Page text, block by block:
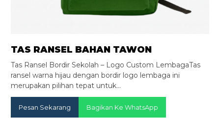
TAS RANSEL BAHAN TAWON
Tas Ransel Bordir Sekolah – Logo Custom LembagaTas
ransel warna hijau dengan bordir logo lembaga ini
merupakan pilihan tepat untuk…
Pesan Sekarang Bagikan Ke WhatsApp